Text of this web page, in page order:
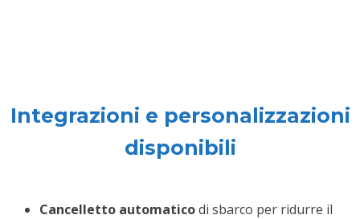
Integrazioni e personalizzazioni
disponibili
Cancelletto automaticodi sbarco per ridurre il